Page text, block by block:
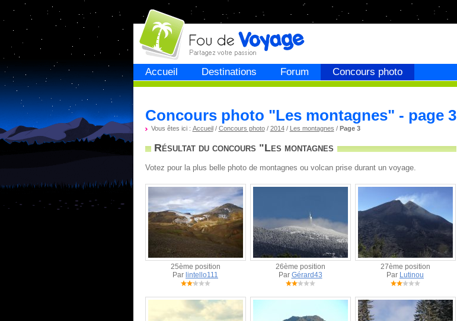
Accueil Destinations Forum Concours photo
Fou devoyage
Concours photo "Les montagnes" - page 3
Vous êtes ici : Accueil/ Concours photo/ 2014/ Les montagnes / Page 3
Résultat du concours "Les montagnes
Votez pour la plus belle photo de montagnes ou volcan prise durant un voyage.
25ème position
Par lintello111
26ème position
Par Gérard43
27ème position
Par Lutinou